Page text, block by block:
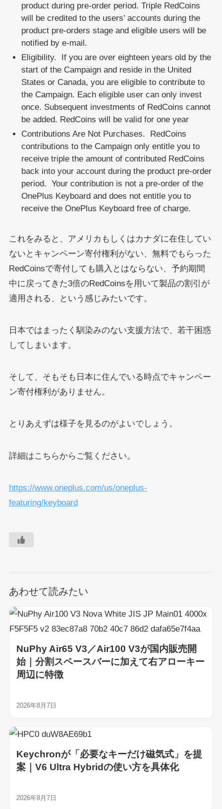
product during pre-order period. Triple RedCoins
will be credited to the users’ accounts during the
product pre-orders stage and eligible users will be
notified by e-mail.
Eligibility. If you are over eighteen years old by the
start of the Campaign and reside in the United
States or Canada, you are eligible to contribute to
the Campaign. Each eligible user can only invest
once. Subsequent investments of RedCoins cannot
be added. RedCoins will be valid for one year
Contributions Are Not Purchases. RedCoins
contributions to the Campaign only entitle you to
receive triple the amount of contributed RedCoins
back into your account during the product pre-order
period. Your contribution is not a pre-order of the
OnePlus Keyboard and does not entitle you to
receive the OnePlus Keyboard free of charge.
これをみると、アメリカもしくはカナダに在住してい
ないとキャンペーン寄付権利がない、無料でもらった
RedCoinsで寄付しても購入とはならない、予約期間
中に戻ってきた3倍のRedCoinsを用いて製品の割引が
適用される、という感じみたいです。
日本ではまったく馴染みのない支援方法で、若干困惑
してしまいます。
そして、そもそも日本に住んでいる時点でキャンペー
ン寄付権利がありません。
とりあえずは様子を見るのがよいでしょう。
詳細はこちらからご覧ください。
https://www.oneplus.com/us/oneplus-
featuring/keyboard
あわせて読みたい
NuPhy Air65 V3／Air100 V3が国内販売開
始｜分割スペースバーに加えて右アローキー
周辺に特徴
2026年8月7日
Keychronが「必要なキーだけ磁気式」を提
案｜V6 Ultra Hybridの使い方を具体化
2026年8月7日